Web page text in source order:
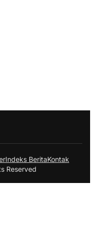
Indeks BeritaKontak
Reserved